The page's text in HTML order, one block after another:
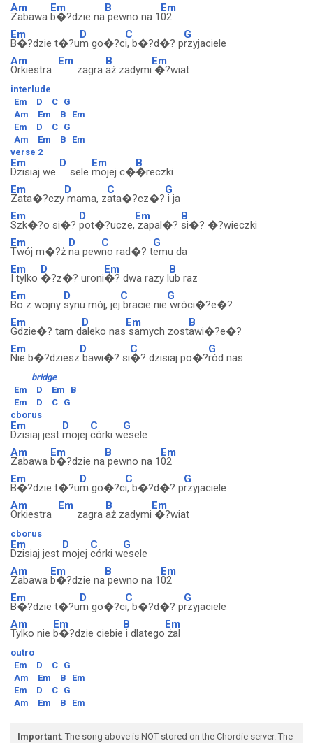
Am
Zabawa
Em
b�?dzie na
B
pewno na 1
Em
02
Em
B�?dzie t�?u
D
m go�?c
C
i, b�?d�? p
G
rzyjaciele
Am
Orkiestra
Em
zagra
B
aż zadymi
Em
�?wiat
interlude
Em
D C G
Am
Em B
Em
Em
D C G
Am
Em B
Em
verse 2
Em
Dzisiaj we
D
sele
Em
mojej c�
B
�reczki
Em
Zata�?czy
D
mama, z
C
ata�?cz�?
G
i ja
Em
Szk�?o si�?
D
pot�?ucze,
Em
zapal�?
B
si�? �?wieczki
Em
Twój m�?ż
D
na pew
C
no rad�? t
G
emu da
Em
I tylko
D
�?z�? uroni
Em
�? dwa razy l
B
ub raz
Em
Bo z wojny
D
synu mój, jej
C
bracie nie
G
wróci�?e�?
Em
Gdzie�? tam d
D
aleko nas
Em
samych zost
B
awi�?e�?
Em
Nie b�?dziesz
D
bawi�? si
C
�? dzisiaj po�?
G
ród nas
bridge
Em
D Em
B
Em
D C G
cborus
Em
Dzisiaj jest
D
mojej
C
córki w
G
esele
Am
Zabawa
Em
b�?dzie na
B
pewno na 1
Em
02
Em
B�?dzie t�?u
D
m go�?c
C
i, b�?d�? p
G
rzyjaciele
Am
Orkiestra
Em
zagra
B
aż zadymi
Em
�?wiat
cborus
Em
Dzisiaj jest
D
mojej
C
córki w
G
esele
Am
Zabawa
Em
b�?dzie na
B
pewno na 1
Em
02
Em
B�?dzie t�?u
D
m go�?c
C
i, b�?d�? p
G
rzyjaciele
Am
Tylko nie
Em
b�?dzie ciebie
B
i dlatego
Em
żal
outro
Em
D C G
Am
Em B
Em
Em
D C G
Am
Em B Em
Important: The song above is NOT stored on the Chordie server. The